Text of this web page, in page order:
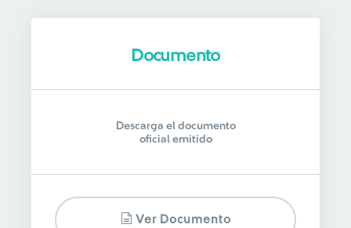
Documento
Descarga el documento
oficial emitido
Ver Documento